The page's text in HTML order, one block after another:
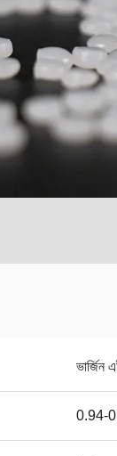
ভার্জিন
0.94-